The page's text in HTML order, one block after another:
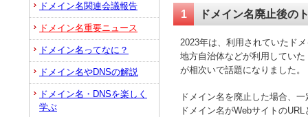
1 ドメイン名廃止後の
2023年は、利用されていたド
地方自治体などが利用してい
が相次いで話題になりました。
ドメイン名を廃止した場合、
ドメイン名がWebサイトの
ドメイン名関連会議報告
ドメイン名重要ニュース
ドメイン名ってなに？
ドメイン名やDNSの解説
ドメイン名・DNSを楽しく
学ぶ